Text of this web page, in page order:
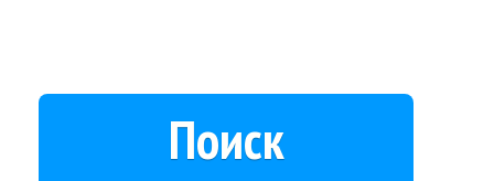
Поиск